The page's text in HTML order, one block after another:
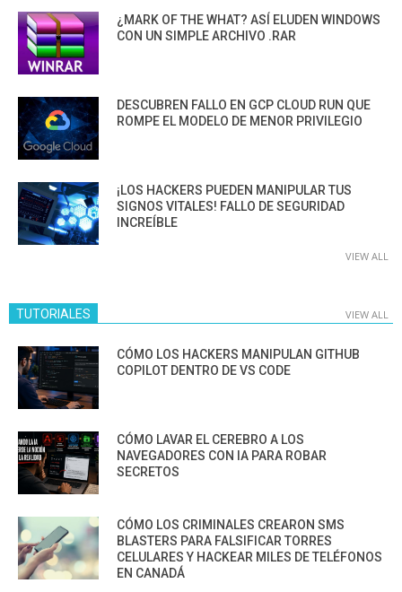
¿MARK OF THE WHAT? ASÍ ELUDEN WINDOWS
CON UN SIMPLE ARCHIVO .RAR
DESCUBREN FALLO EN GCP CLOUD RUN QUE
ROMPE EL MODELO DE MENOR PRIVILEGIO
¡LOS HACKERS PUEDEN MANIPULAR TUS
SIGNOS VITALES! FALLO DE SEGURIDAD
INCREÍBLE
VIEW ALL
TUTORIALES VIEW ALL
CÓMO LOS HACKERS MANIPULAN GITHUB
COPILOT DENTRO DE VS CODE
CÓMO LAVAR EL CEREBRO A LOS
NAVEGADORES CON IA PARA ROBAR
SECRETOS
CÓMO LOS CRIMINALES CREARON SMS
BLASTERS PARA FALSIFICAR TORRES
CELULARES Y HACKEAR MILES DE TELÉFONOS
EN CANADÁ